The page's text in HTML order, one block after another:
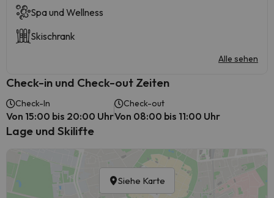
Spa und Wellness
Skischrank
Alle sehen
Check-in und Check-out Zeiten
Check-In
Von 15:00 bis 20:00 Uhr
Check-out
Von 08:00 bis 11:00 Uhr
Lage und Skilifte
Siehe Karte